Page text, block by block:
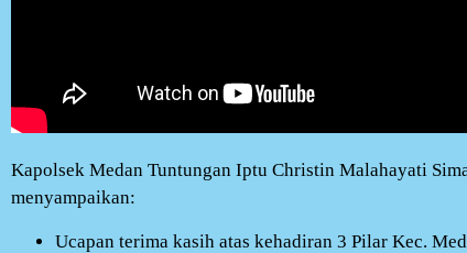
Kapolsek Medan Tuntungan Iptu Christin Malahayati
menyampaikan:
Ucapan terima kasih atas kehadiran 3 Pilar Kec.